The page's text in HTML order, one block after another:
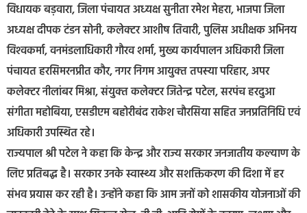
विधायक बड़वारा, जिला पंचायत अध्‍यक्ष सुनीता रमेश मेहरा, भाजपा जिला
अध्यक्ष दीपक टंडन सोनी, कलेक्टर आशीष तिवारी, पुलिस अधीक्षक अभिनय
विश्‍वकर्मा, वनमंडलाधिकारी गौरव शर्मा, मुख्य कार्यपालन अधिकारी जिला
पंचायत हरसिमरनप्रीत कौर, नगर निगम आयुक्‍त तपस्‍या परिहार, अपर
कलेक्‍टर नीलांबर मिश्रा, संयुक्‍त कलेक्‍टर जितेन्द्र पटेल, सरपंच हरदुआ
संगीता महोबिया, एसडीएम बहोरीबंद राकेश चौरसिया सहित जनप्रतिनिधि एवं
अधिकारी उपस्थित रहे।
राज्यपाल श्री पटेल ने कहा कि केन्द्र और राज्य सरकार जनजातीय कल्याण के
लिए प्रतिबद्ध है। सरकार उनके स्वास्थ्य और सशक्तिकरण की दिशा में हर
संभव प्रयास कर रही है। उन्होंने कहा कि आम जनों को शासकीय योजनाओं की